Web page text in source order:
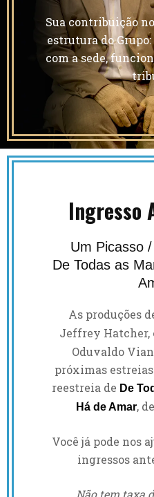
Sua contribuição
estrutura do
com a sede,
Ingresso
Um Picasso
De Todas as
As produções
Jeffrey Hatcher,
Oduvaldo
próximas
reestreia de De
Há de Amar,
Você já pode nos
ingressos
Não tem taxa